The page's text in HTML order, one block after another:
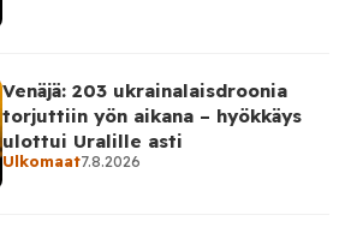
Venäjä: 203 ukrainalaisdroonia
torjuttiin yön aikana – hyökkäys
ulottui Uralille asti
Ulkomaat7.8.2026